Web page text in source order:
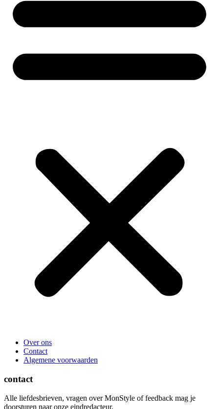
Over ons
Contact
Algemene voorwaarden
contact
Alle liefdesbrieven, vragen over MonStyle of feedback mag je
doorsturen naar onze eindredacteur.